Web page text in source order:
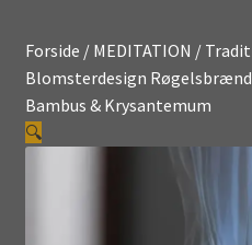
FIGURE
MEDITATION
SMYKKER
ACCESSORIES
Forside / MEDITATION /
Blomsterdesign
Bambus & Krysantemum
🔍